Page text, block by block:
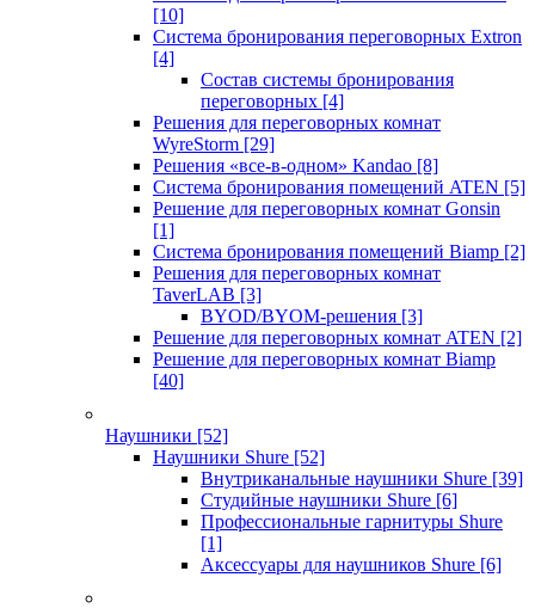
[10]
Система бронирования переговорных Extron
[4]
Состав системы бронирования
переговорных [4]
Решения для переговорных комнат
WyreStorm [29]
Решения «все-в-одном» Kandao [8]
Система бронирования помещений ATEN [5]
Решение для переговорных комнат Gonsin
[1]
Система бронирования помещений Biamp [2]
Решения для переговорных комнат
TaverLAB [3]
BYOD/BYOM-решения [3]
Решение для переговорных комнат ATEN [2]
Решение для переговорных комнат Biamp
[40]
Наушники [52]
Наушники Shure [52]
Внутриканальные наушники Shure [39]
Студийные наушники Shure [6]
Профессиональные гарнитуры Shure
[1]
Аксессуары для наушников Shure [6]